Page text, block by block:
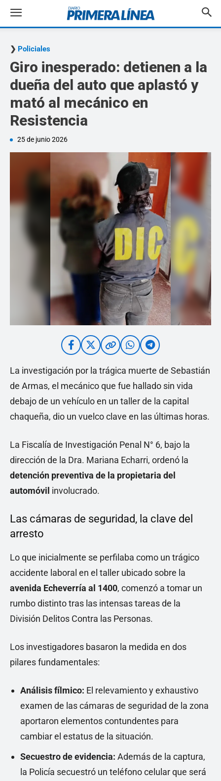
Policiales
Giro inesperado: detienen a la
dueña del auto que aplastó y
mató al mecánico en
Resistencia
25 de junio 2026
La investigación por la trágica muerte de Sebastián
de Armas, el mecánico que fue hallado sin vida
debajo de un vehículo en un taller de la capital
chaqueña, dio un vuelco clave en las últimas horas.
La Fiscalía de Investigación Penal N° 6, bajo la
dirección de la Dra. Mariana Echarri, ordenó la
detención preventiva de la propietaria del
automóvil involucrado.
Las cámaras de seguridad, la clave del
arresto
Lo que inicialmente se perfilaba como un trágico
accidente laboral en el taller ubicado sobre la
avenida Echeverría al 1400, comenzó a tomar un
rumbo distinto tras las intensas tareas de la
División Delitos Contra las Personas.
Los investigadores basaron la medida en dos
pilares fundamentales:
Análisis fílmico: El relevamiento y exhaustivo
examen de las cámaras de seguridad de la zona
aportaron elementos contundentes para
cambiar el estatus de la situación.
Secuestro de evidencia: Además de la captura,
la Policía secuestró un teléfono celular que será